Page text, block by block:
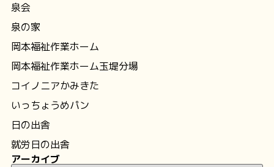
泉会
泉の家
岡本福祉作業ホーム
岡本福祉作業ホーム玉堤分場
コイノニアかみきた
いっちょうめパン
日の出舎
就労日の出舎
アーカイブ